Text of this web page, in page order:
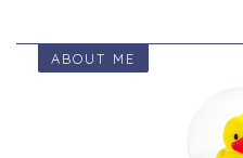
ABOUT ME